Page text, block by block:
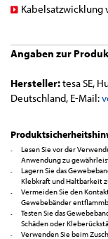
Kabelsatzwicklung
Angaben zur
Hersteller:tesa SE,
Deutschland, E-Mail:
Lesen Sie vor der
Anwendung zu
Lagern Sie das
Klebkraft und Haltbarkeit
Vermeiden Sie den
Gewebebänder
Testen Sie das
Schäden oder
Verwenden Sie beim